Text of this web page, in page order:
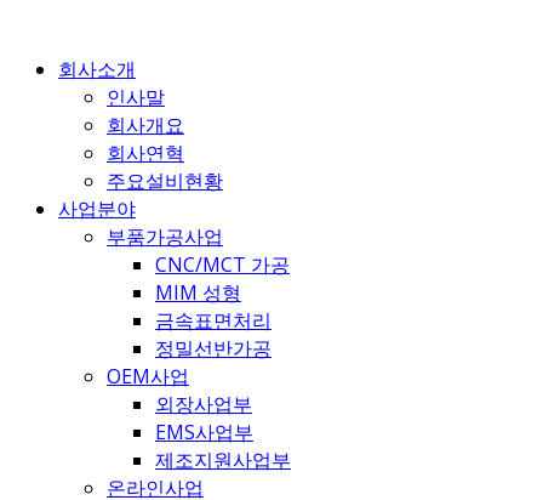
회사소개
인사말
회사개요
회사연혁
주요설비현황
사업분야
부품가공사업
CNC/MCT 가공
MIM 성형
금속표면처리
정밀선반가공
OEM사업
외장사업부
EMS사업부
제조지원사업부
온라인사업